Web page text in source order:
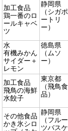
加工食品
鶏一番のロ
ールキャベ
ツ
静岡県
（シガポ
ートリ
ー）
水
有機みかん
サイダー＋
レモン
徳島県
（ムソ
ー）
加工食品
飛鳥の海鮮
水餃子
東京都
（飛鳥食
品）
その他食品
かき氷シロ
静岡県
（フルー
ツバスケ